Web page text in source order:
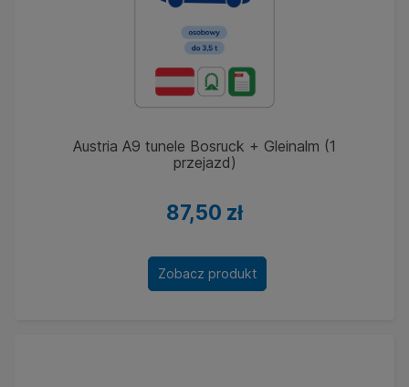
Austria A9 tunele Bosruck + Gleinalm (1
przejazd)
87,50 zł
Zobacz produkt